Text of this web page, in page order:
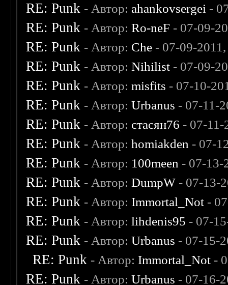
RE: Punk - Автор: ahankovsergei -
RE: Punk - Автор:Ro-neF - 07-09-
RE: Punk - Автор: Che - 07-09-
RE: Punk - Автор:Nihilist - 07-09-
RE: Punk - Автор:misfits - 07-10-
RE: Punk - Автор:Urbanus - 07-11-
RE: Punk - Автор: стасян76 - 07-11-
RE: Punk - Автор:homiakden - 07-
RE: Punk - Автор: 100meen - 07-13-
RE: Punk - Автор:DumpW - 07-13-
RE: Punk - Автор: Immortal_Not -
RE: Punk - Автор:lihdenis95 - 07-
RE: Punk - Автор:Urbanus - 07-15-
RE: Punk - Автор: Immortal_Not -
RE: Punk - Автор:Urbanus - 07-16-